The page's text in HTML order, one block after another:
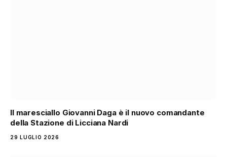
Il maresciallo Giovanni Daga è il nuovo comandante
della Stazione di Licciana Nardi
29 LUGLIO 2026